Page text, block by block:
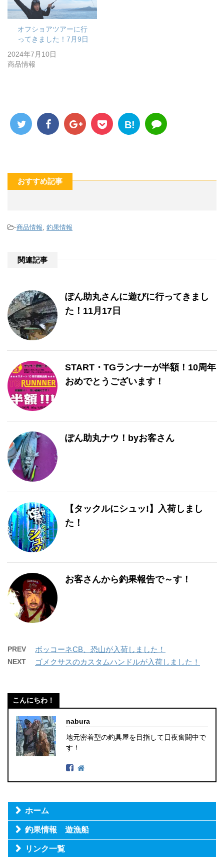
オフショアツアーに行
ってきました！7月9日
2024年7月10日
商品情報
B!
おすすめ記事
-商品情報, 釣果情報
関連記事
ぽん助丸さんに遊びに行ってきまし
た！11月17日
START・TGランナーが半額！10周年
おめでとうございます！
ぽん助丸ナウ！byお客さん
【タックルにシュッ!】入荷しまし
た！
お客さんから釣果報告で～す！
PREV ボッコーネCB、恐山が入荷しました！
NEXT ゴメクサスのカスタムハンドルが入荷しました！
こんにちわ！
nabura
地元密着型の釣具屋を目指して日夜奮闘中で
す！
ホーム
釣果情報 遊漁船
リンク一覧